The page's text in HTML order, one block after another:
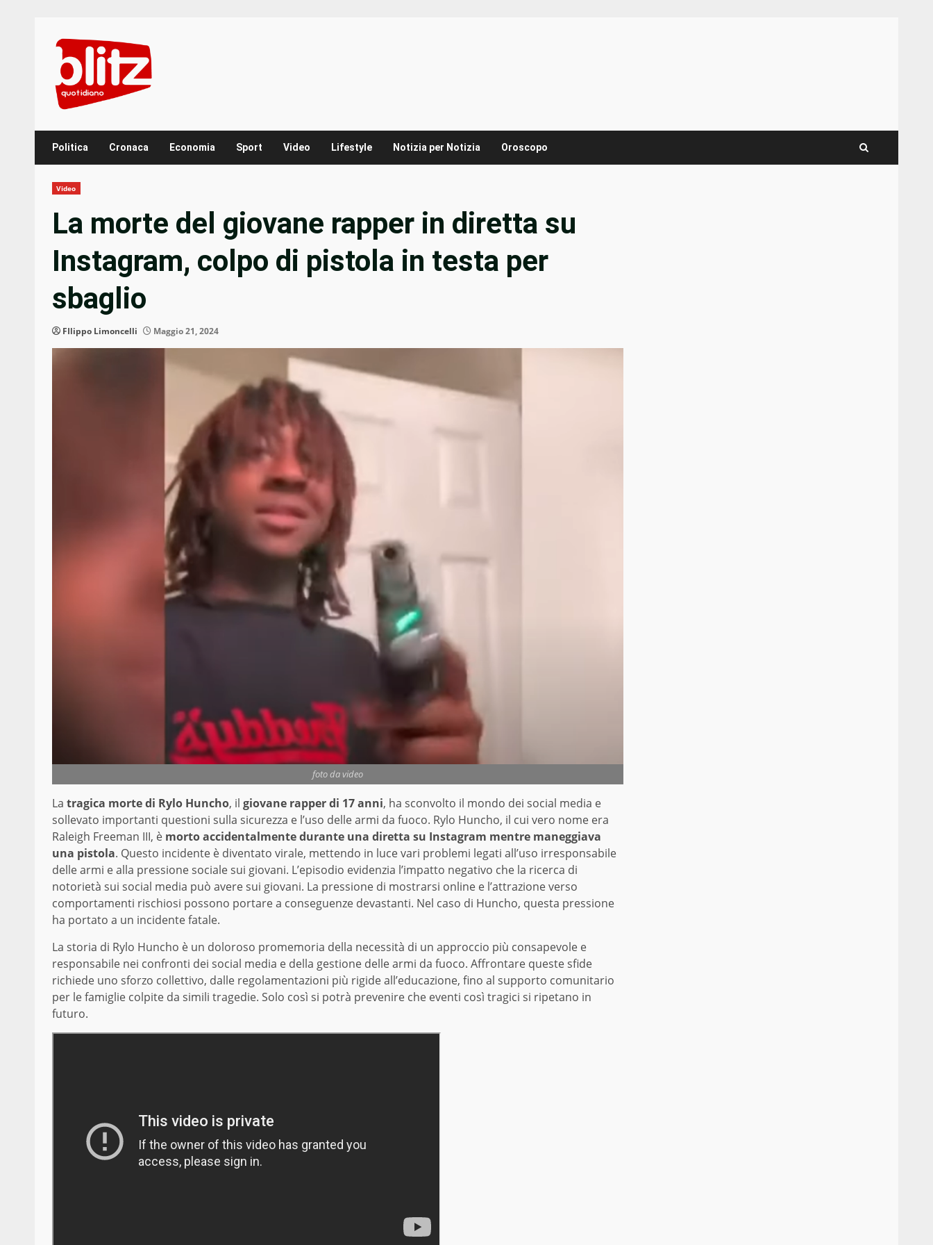
content
Politica Cronaca Economia Sport Video Lifestyle Notizia per Notizia Oroscopo
Video
La morte del giovane rapper in diretta su
Instagram, colpo di pistola in testa per
sbaglio
FIlippo Limoncelli Maggio 21, 2024
foto da video
La tragica morte di Rylo Huncho, il giovane rapper di 17 anni, ha sconvolto il mondo dei social media e
sollevato importanti questioni sulla sicurezza e l’uso delle armi da fuoco. Rylo Huncho, il cui vero nome era
Raleigh Freeman III, è morto accidentalmente durante una diretta su Instagram mentre maneggiava
una pistola. Questo incidente è diventato virale, mettendo in luce vari problemi legati all’uso irresponsabile
delle armi e alla pressione sociale sui giovani. L’episodio evidenzia l’impatto negativo che la ricerca di
notorietà sui social media può avere sui giovani. La pressione di mostrarsi online e l’attrazione verso
comportamenti rischiosi possono portare a conseguenze devastanti. Nel caso di Huncho, questa pressione
ha portato a un incidente fatale.
La storia di Rylo Huncho è un doloroso promemoria della necessità di un approccio più consapevole e
responsabile nei confronti dei social media e della gestione delle armi da fuoco. Affrontare queste sfide
richiede uno sforzo collettivo, dalle regolamentazioni più rigide all’educazione, fino al supporto comunitario
per le famiglie colpite da simili tragedie. Solo così si potrà prevenire che eventi così tragici si ripetano in
futuro.